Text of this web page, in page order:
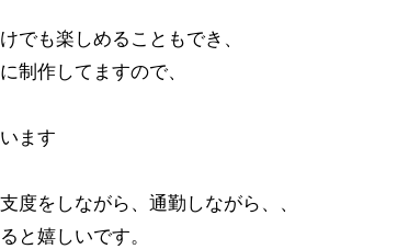
でも楽しめることもでき、
制作してますので、
ます
度をしながら、通勤しながら、、
と嬉しいです。